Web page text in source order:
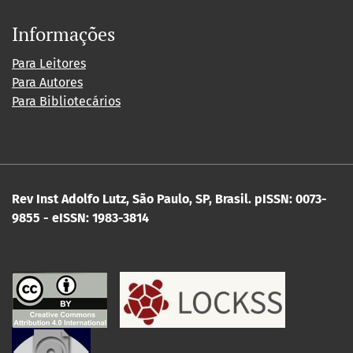
Informações
Para Leitores
Para Autores
Para Bibliotecários
Rev Inst Adolfo Lutz, São Paulo, SP, Brasil. pISSN: 0073-
9855 - eISSN: 1983-3814